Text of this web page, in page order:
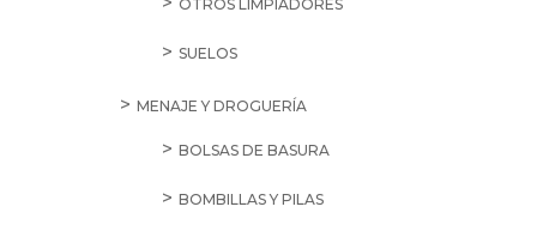
OTROS LIMPIADORES
SUELOS
MENAJE Y DROGUERÍA
BOLSAS DE BASURA
BOMBILLAS Y PILAS